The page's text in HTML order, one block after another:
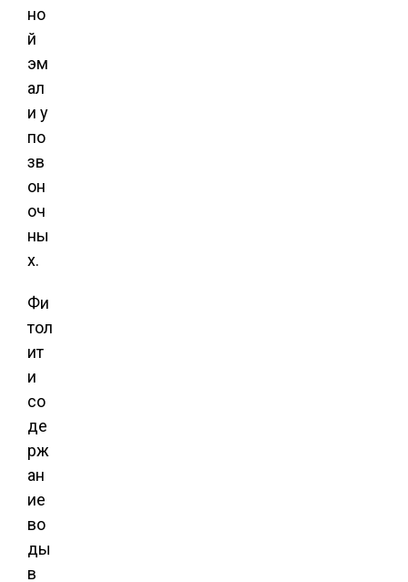
но
й
эм
ал
и у
по
зв
он
оч
ны
х.
Фи
тол
ит
и
со
де
рж
ан
ие
во
ды
в